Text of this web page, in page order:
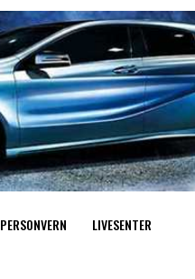
PERSONVERN LIVESENTER